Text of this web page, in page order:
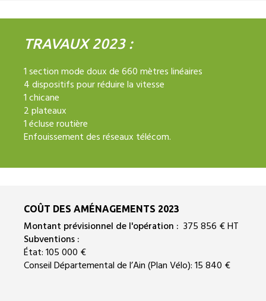
TRAVAUX 2023 :
1 section mode doux de 660 mètres linéaires
4 dispositifs pour réduire la vitesse
1 chicane
2 plateaux
1 écluse routière
Enfouissement des réseaux télécom.
COÛT DES AMÉNAGEMENTS 2023
Montant prévisionnel de l'opération : 375 856 € HT
Subventions :
État: 105 000 €
Conseil Départemental de l’Ain (Plan Vélo): 15 840 €